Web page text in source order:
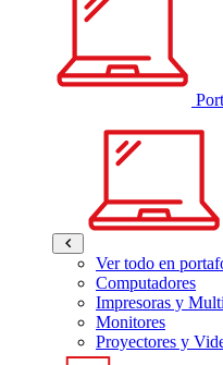
Ver todo en
Computadores
Impresoras y
Monitores
Proyectores y